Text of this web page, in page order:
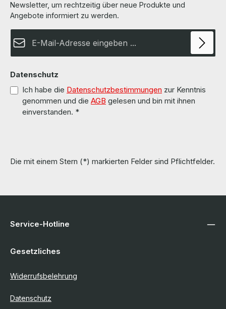
Newsletter, um rechtzeitig über neue Produkte und
Angebote informiert zu werden.
Datenschutz
Ich habe die Datenschutzbestimmungen zur Kenntnis
genommen und die AGB gelesen und bin mit ihnen
einverstanden. *
Die mit einem Stern (*) markierten Felder sind Pflichtfelder.
Service-Hotline
Gesetzliches
Widerrufsbelehrung
Datenschutz